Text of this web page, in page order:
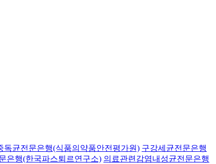
독균전문은행(식품의약품안전평가원) 구강세균전문은행
은행(한국파스퇴르연구소) 의료관련감염내성균전문은행